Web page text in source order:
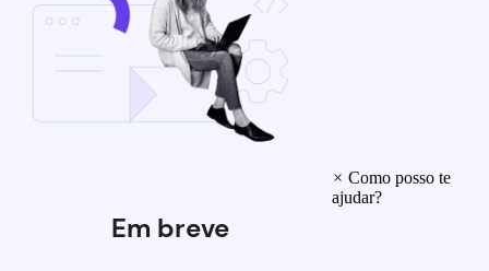
Em breve
× Como posso te
ajudar?